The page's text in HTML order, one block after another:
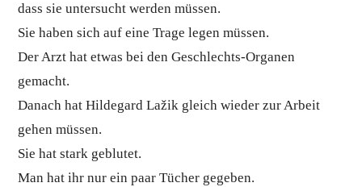
dass sie untersucht werden müssen.
Sie haben sich auf eine Trage legen müssen.
Der Arzt hat etwas bei den Geschlechts-Organen
gemacht.
Danach hat Hildegard Lažik gleich wieder zur Arbeit
gehen müssen.
Sie hat stark geblutet.
Man hat ihr nur ein paar Tücher gegeben.